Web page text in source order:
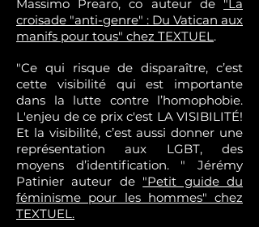
Massimo Prearo, co auteur de "La
croisade "anti-genre" : Du Vatican aux
manifs pour tous" chez TEXTUEL.
"Ce qui risque de disparaître, c’est
cette visibilité qui est importante
dans la lutte contre l’homophobie.
L'enjeu de ce prix c'est LA VISIBILITÉ!
Et la visibilité, c’est aussi donner une
représentation aux LGBT, des
moyens d’identification. " Jérémy
Patinier auteur de "Petit guide du
féminisme pour les hommes" chez
TEXTUEL.